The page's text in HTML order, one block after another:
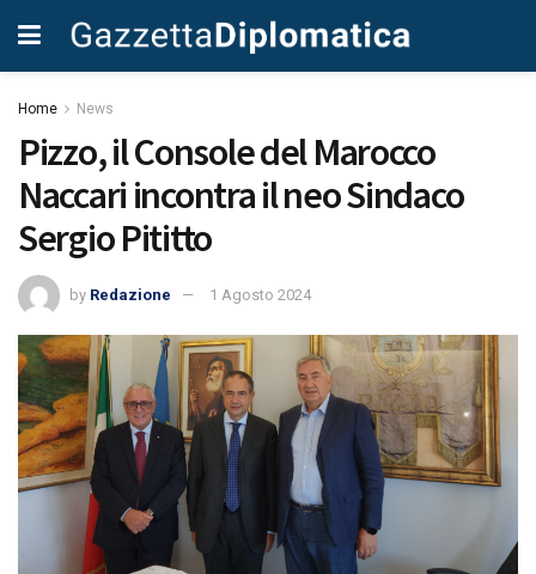
Home News
Pizzo, il Console del Marocco
Naccari incontra il neo Sindaco
Sergio Pititto
by Redazione 1 Agosto 2024